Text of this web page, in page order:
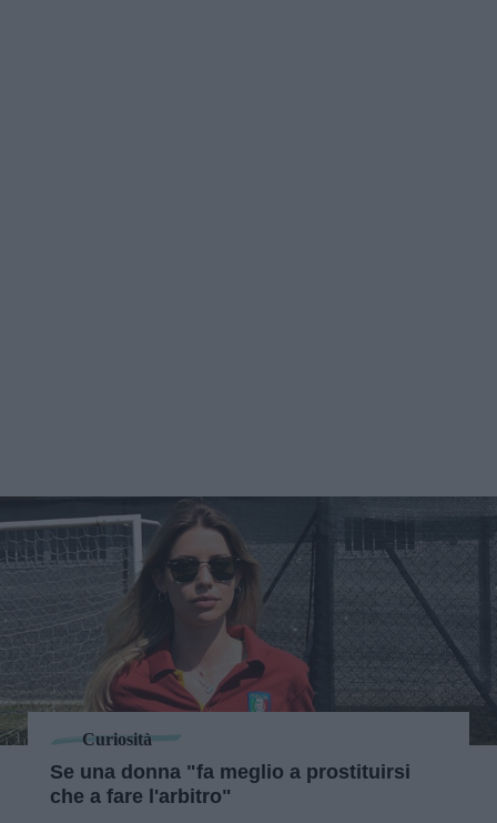
Curiosità
Se una donna "fa meglio a prostituirsi
che a fare l'arbitro"